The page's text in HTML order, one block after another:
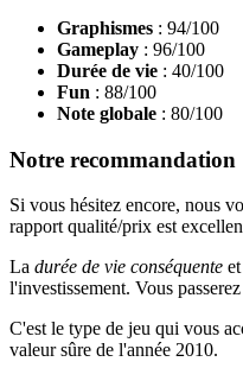
Graphismes : 94/100
Gameplay : 96/100
Durée de vie : 40/100
Fun : 88/100
Note globale : 80/100
Notre recommandation
Si vous hésitez encore, nous
rapport qualité/prix est
La durée de vie conséquente
l'investissement. Vous
C'est le type de jeu qui vous
valeur sûre de l'année 2010.